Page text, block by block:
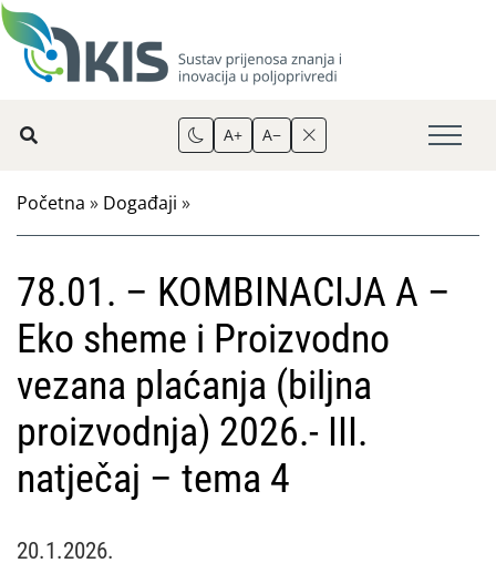
A+ A−
Početna » Događaji »
78.01. – KOMBINACIJA A –
Eko sheme i Proizvodno
vezana plaćanja (biljna
proizvodnja) 2026.- III.
natječaj – tema 4
20.1.2026.